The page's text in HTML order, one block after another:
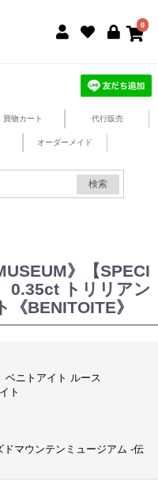
0
買物カート 代行販売
オーダーメイド
検索
》【SPECI
トリリアン
BENITOITE》
ベニトアイト ルース
ト
マウンテンミュージアム -伝